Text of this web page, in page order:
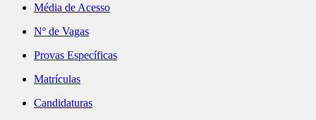
Média de Acesso
Nº de Vagas
Provas Específicas
Matrículas
Candidaturas